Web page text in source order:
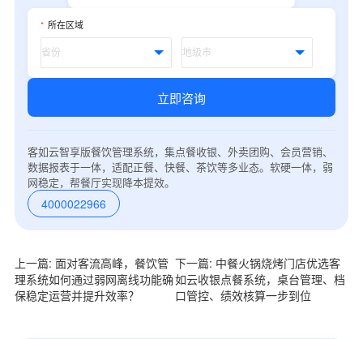
* 所在区域
立即咨询
客如云智享版餐饮管理系统，集点餐收银、外卖团购、会员营销、
数据报表于一体，适配正餐、快餐、茶饮等多业态。软硬一体，弱
网稳定，帮餐厅实现降本提效。
4000022966
上一篇: 面对客流高峰，餐饮管
理系统如何通过弱网离线功能确
保稳定运营并提升效率？
下一篇: 中餐火锅烧烤门店优选客
如云收银点餐系统，桌台管理、档
口管控、绩效核算一步到位